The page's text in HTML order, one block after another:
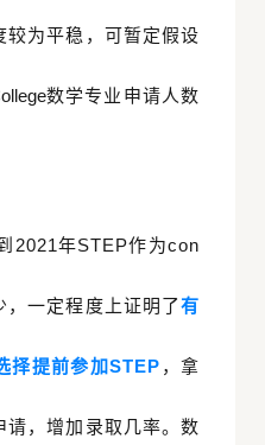
较为平稳，可暂定假设
数学专业申请人数
2021年STEP作为con
一定程度上证明了有
择提前参加STEP ，拿
请，增加录取几率。数